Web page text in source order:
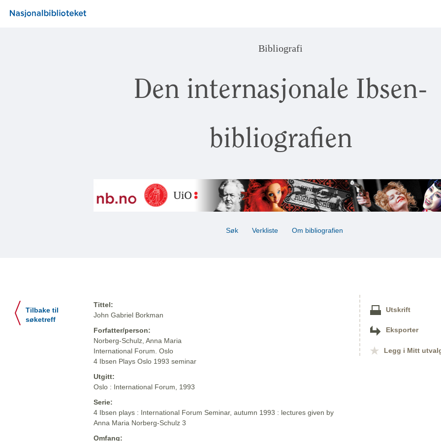
Bibliografi
Den internasjonale Ibsen-
bibliografien
Søk Verkliste Om bibliografien
Tilbake til
søketreff
Tittel:
John Gabriel Borkman
Forfatter/person:
Norberg-Schulz, Anna Maria
International Forum. Oslo
4 Ibsen Plays Oslo 1993 seminar
Utgitt:
Oslo : International Forum, 1993
Serie:
4 Ibsen plays : International Forum Seminar, autumn 1993 : lectures given by
Anna Maria Norberg-Schulz 3
Omfang:
Utskrift
Eksporter
Legg i Mitt